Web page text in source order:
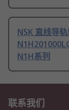
NSK 直线导
N1H系列
联系我们